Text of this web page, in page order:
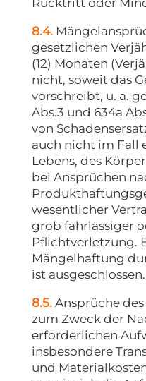
Rücktritt oder
8.4.
gesetzlichen
(12) Monaten
nicht, soweit das
vorschreibt, u. a.
Abs.3 und 634a
von
auch nicht im Fall
Lebens, des
bei Ansprüchen
wesentlicher
grob fahrlässiger
Pflichtverletzung.
Mängelhaftung
ist ausgeschlossen.
8.5.Ansprüche
zum Zweck der
erforderlichen
insbesondere
und